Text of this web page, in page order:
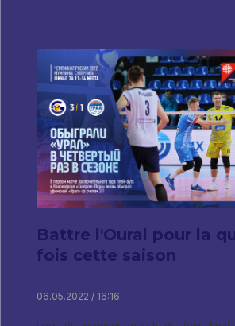
Battre l'Oural pour la
fois cette saison
06.05.2022 / 16:16